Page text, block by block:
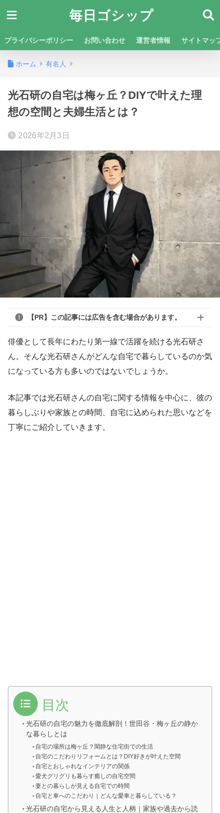
毎日ゴシップ
プライバシーポリシー お問い合わせ 運営者情報 サイトマッ
ホーム 有名人
光石研の自宅は梅ヶ丘？DIYで叶えた理
想の空間と夫婦生活とは？
2026年2月3日
【PR】この記事には広告を含む場合があります。
俳優として長年にわたり第一線で活躍を続ける光石研さ
ん。そんな光石研さんがどんな自宅で暮らしているのか気
になっている方も多いのではないでしょうか。
本記事では光石研さんの自宅に関する情報を中心に、彼の
暮らしぶりや家族との時間、自宅に込められた思いなどを
丁寧にご紹介していきます。
目次
光石研の自宅の魅力を徹底解剖！世田谷・梅ヶ丘の静か
な暮らしとは
自宅の場所は梅ヶ丘？閑静な住宅街での生活
自宅のこだわりリフォームとは？DIY好きが叶えた空間
自宅とおしゃれなインテリアの関係
愛犬グリグリも暮らす癒しの自宅空間
妻との暮らしが見える自宅での時間
自宅と車へのこだわり｜どんな愛車と暮らしている？
光石研の自宅から見える人生と人柄｜家族や過去から読